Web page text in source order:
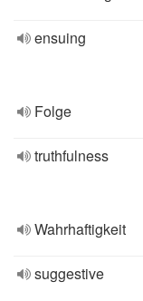
ensuing
Folge
truthfulness
Wahrhaftigkeit
suggestive